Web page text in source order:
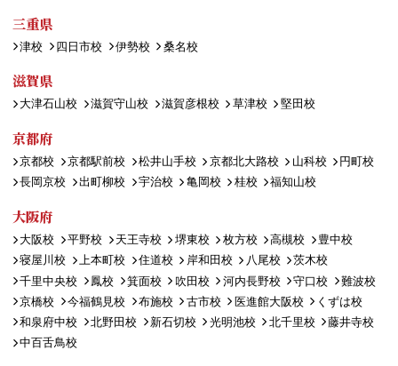
三重県
津校 四日市校 伊勢校 桑名校
滋賀県
大津石山校 滋賀守山校 滋賀彦根校 草津校 堅田校
京都府
京都校 京都駅前校 松井山手校 京都北大路校 山科校
円町校
長岡京校
出町柳校 宇治校 亀岡校 桂校 福知山校
大阪府
大阪校 平野校 天王寺校 堺東校 枚方校 高槻校
豊中校
寝屋川校
上本町校 住道校 岸和田校 八尾校
茨木校
千里中央校
鳳校 箕面校 吹田校 河内長野校 守口校
難波校
京橋校
今福鶴見校 布施校 古市校 医進館大阪校
くずは校
和泉府中校
北野田校 新石切校 光明池校 北千里校
藤井寺校
中百舌鳥校